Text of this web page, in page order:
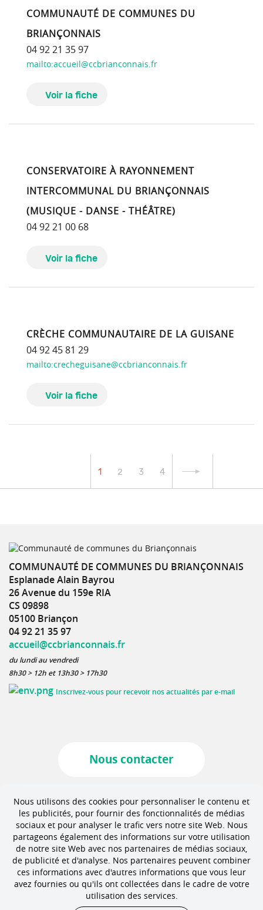
COMMUNAUTÉ DE COMMUNES DU
BRIANÇONNAIS
04 92 21 35 97
mailto:accueil@ccbrianconnais.fr
Voir la fiche
CONSERVATOIRE À RAYONNEMENT
INTERCOMMUNAL DU BRIANÇONNAIS
(MUSIQUE - DANSE - THÉÂTRE)
04 92 21 00 68
Voir la fiche
CRÈCHE COMMUNAUTAIRE DE LA GUISANE
04 92 45 81 29
mailto:crecheguisane@ccbrianconnais.fr
Voir la fiche
1 2 3 4
COMMUNAUTÉ DE COMMUNES DU BRIANÇONNAIS
Esplanade Alain Bayrou
26 Avenue du 159e RIA
CS 09898
05100 Briançon
04 92 21 35 97
accueil@ccbrianconnais.fr
du lundi au vendredi
8h30 > 12h et 13h30 > 17h30
Inscrivez-vous pour recevoir nos actualités par e-mail
Nous contacter
Marchés publics
Offres d'emploi
Nous utilisons des cookies pour personnaliser le contenu et
les publicités, pour fournir des fonctionnalités de médias
sociaux et pour analyser le trafic vers notre site Web. Nous
partageons également des informations sur votre utilisation
de notre site Web avec nos partenaires de médias sociaux,
de publicité et d'analyse. Nos partenaires peuvent combiner
ces informations avec d'autres informations que vous leur
avez fournies ou qu'ils ont collectées dans le cadre de votre
utilisation des services.